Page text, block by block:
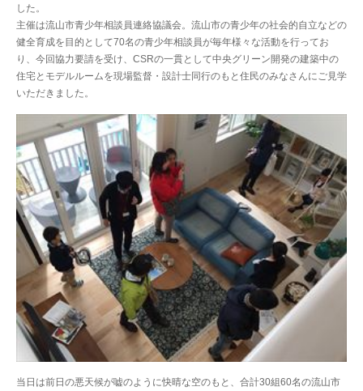
した。
主催は流山市青少年相談員連絡協議会。流山市の青少年の社会的自立などの
健全育成を目的として70名の青少年相談員が毎年様々な活動を行ってお
り、今回協力要請を受け、CSRの一貫として中央グリーン開発の建築中の
住宅とモデルルームを現場監督・設計士同行のもと住民のみなさんにご見学
いただきました。
当日は前日の悪天候が嘘のように快晴な空のもと、合計30組60名の流山市